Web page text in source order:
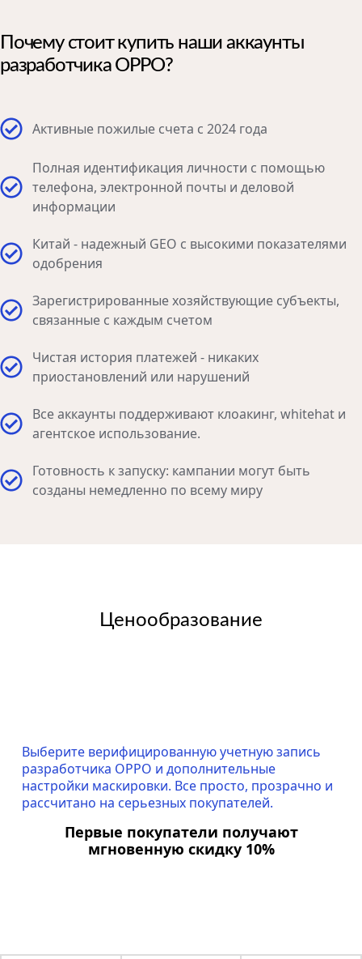
Почему стоит купить наши аккаунты
разработчика OPPO?
Активные пожилые счета с 2024 года
Полная идентификация личности с помощью
телефона, электронной почты и деловой
информации
Китай - надежный GEO с высокими показателями
одобрения
Зарегистрированные хозяйствующие субъекты,
связанные с каждым счетом
Чистая история платежей - никаких
приостановлений или нарушений
Все аккаунты поддерживают клоакинг, whitehat и
агентское использование.
Готовность к запуску: кампании могут быть
созданы немедленно по всему миру
Ценообразование
Выберите верифицированную учетную запись
разработчика OPPO и дополнительные
настройки маскировки. Все просто, прозрачно и
рассчитано на серьезных покупателей.
Первые покупатели получают
мгновенную скидку 10%